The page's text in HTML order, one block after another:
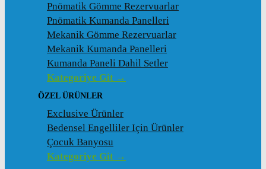
Pnömatik Gömme Rezervuarlar
Pnömatik Kumanda Panelleri
Mekanik Gömme Rezervuarlar
Mekanik Kumanda Panelleri
Kumanda Paneli Dahil Setler
Kategoriye Git →
ÖZEL ÜRÜNLER
Exclusive Ürünler
Bedensel Engelliler Için Ürünler
Çocuk Banyosu
Kategoriye Git →